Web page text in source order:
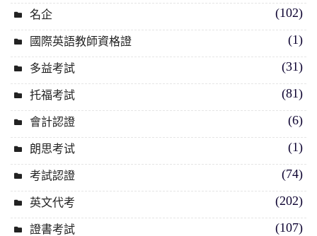
名企 (102)
國際英語教師資格證 (1)
多益考試 (31)
托福考試 (81)
會計認證 (6)
朗思考试 (1)
考試認證 (74)
英文代考 (202)
證書考試 (107)